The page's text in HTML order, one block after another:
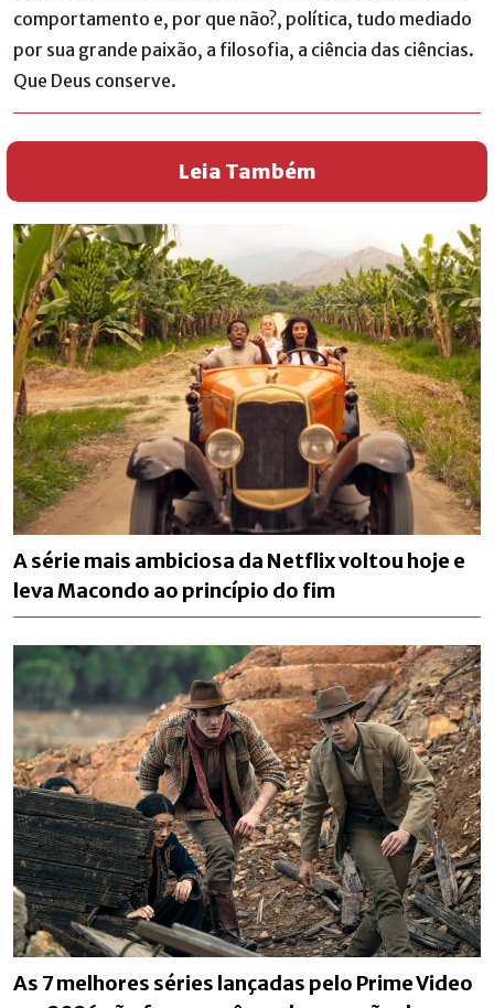
comportamento e, por que não?, política, tudo mediado
por sua grande paixão, a filosofia, a ciência das ciências.
Que Deus conserve.
Leia Também
A série mais ambiciosa da Netflix voltou hoje e
leva Macondo ao princípio do fim
As 7 melhores séries lançadas pelo Prime Video